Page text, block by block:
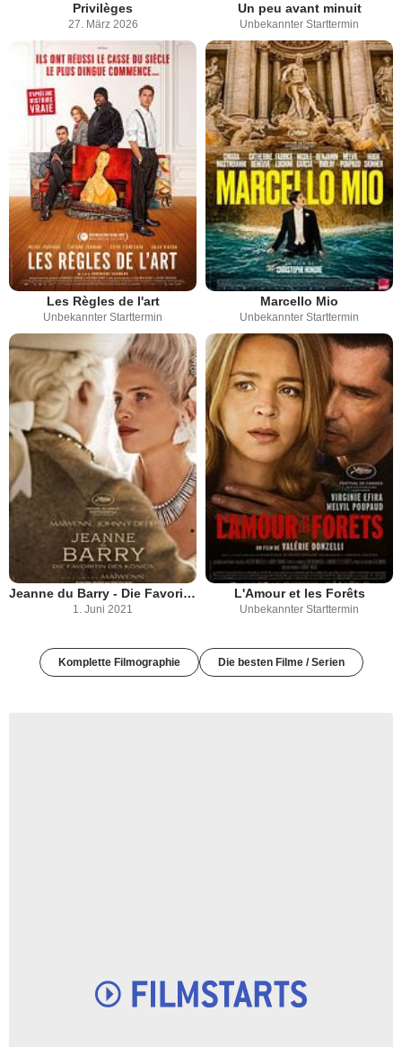
Privilèges
27. März 2026
Un peu avant minuit
Unbekannter Starttermin
Les Règles de l'art
Unbekannter Starttermin
Marcello Mio
Unbekannter Starttermin
Jeanne du Barry - Die Favoritin des Königs
1. Juni 2021
L'Amour et les Forêts
Unbekannter Starttermin
Komplette Filmographie Die besten Filme / Serien